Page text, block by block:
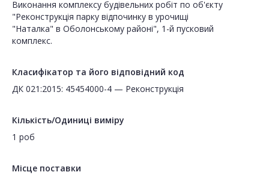
Виконання комплексу будівельних робіт по об'єкту
"Реконструкція парку відпочинку в урочищі
"Наталка" в Оболонському районі", 1-й пусковий
комплекс.
Класифікатор та його відповідний код
ДК 021:2015: 45454000-4 — Реконструкція
Кількість/Одиниці виміру
1 роб
Місце поставки